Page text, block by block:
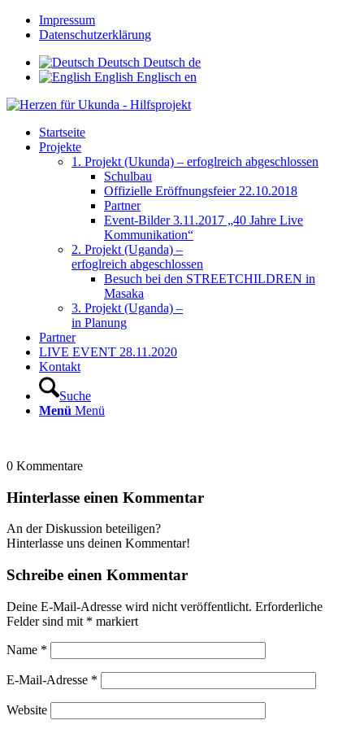
Impressum
Datenschutzerklärung
Deutsch Deutsch de
English Englisch en
Startseite
Projekte
1. Projekt (Ukunda) – erfoglreich abgeschlossen
Schulbau
Offizielle Eröffnungsfeier 22.10.2018
Partner
Event-Bilder 3.11.2017 „40 Jahre Live
Kommunikation“
2. Projekt (Uganda) –
erfoglreich abgeschlossen
Besuch bei den STREETCHILDREN in
Masaka
3. Projekt (Uganda) –
in Planung
Partner
LIVE EVENT 28.11.2020
Kontakt
Suche
Menü Menü
0 Kommentare
Hinterlasse einen Kommentar
An der Diskussion beteiligen?
Hinterlasse uns deinen Kommentar!
Schreibe einen Kommentar
Deine E-Mail-Adresse wird nicht veröffentlicht. Erforderliche
Felder sind mit * markiert
Name *
E-Mail-Adresse *
Website